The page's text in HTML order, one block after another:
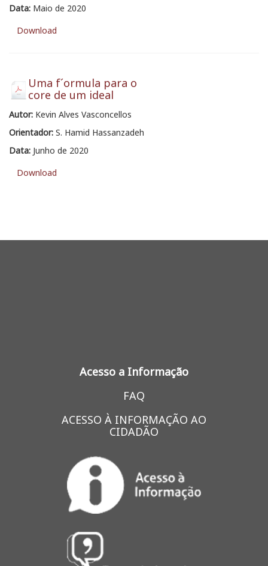
Data: Maio de 2020
Download
Uma f´ormula para o
core de um ideal
Autor: Kevin Alves Vasconcellos
Orientador: S. Hamid Hassanzadeh
Data: Junho de 2020
Download
Acesso a Informação
FAQ
ACESSO À INFORMAÇÃO AO
CIDADÃO